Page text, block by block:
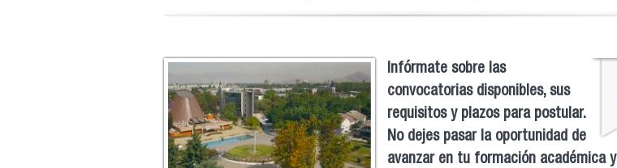
Infórmate sobre las
convocatorias disponibles, sus
requisitos y plazos para postular.
No dejes pasar la oportunidad de
avanzar en tu formación académica y